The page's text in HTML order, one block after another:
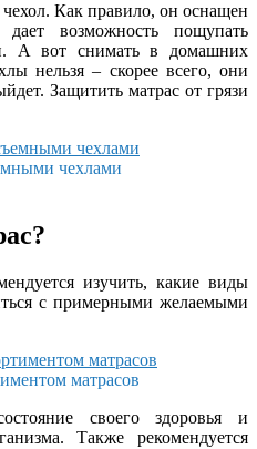
Как правило, он оснащен
возможность пощупать
А вот снимать в домашних
нельзя – скорее всего, они
Защитить матрас от грязи
чехлами
изучить, какие виды
с примерными желаемыми
матрасов
своего здоровья и
Также рекомендуется